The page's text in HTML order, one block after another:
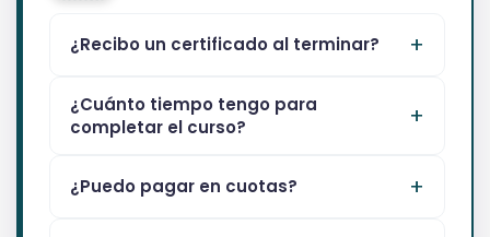
¿Recibo un certificado al terminar?
¿Cuánto tiempo tengo para
completar el curso?
¿Puedo pagar en cuotas?